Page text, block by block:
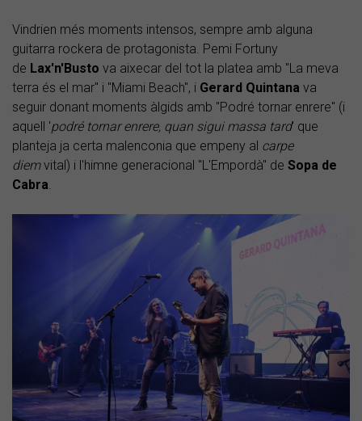
Vindrien més moments intensos, sempre amb alguna
guitarra rockera de protagonista. Pemi Fortuny
de Lax'n'Busto va aixecar del tot la platea amb "La meva
terra és el mar" i "Miami Beach", i Gerard Quintana va
seguir donant moments àlgids amb "Podré tornar enrere" (i
aquell 'podré tornar enrere, quan sigui massa tard' que
planteja ja certa malenconia que empeny al carpe
diemvital) i l'himne generacional "L'Empordà" de Sopa de
Cabra